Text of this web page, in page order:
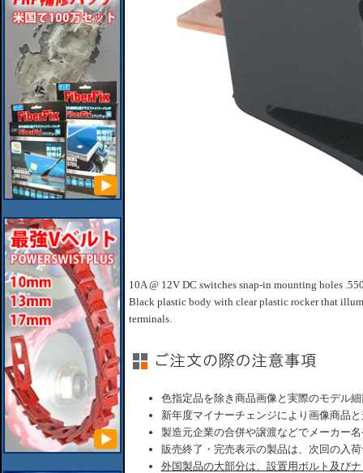
10A @ 12V DC switches snap-in mounting holes
Black plastic body with clear plastic rocker that
terminals.
色指定品を除き商品画像と実際のモデル
新年度マイナーチェンジにより画像商品
製造元企業の合併や譲渡などでメーカー
販売終了・完売表示の製品は、次回の入
外国製品の大部分は、設置用ボルト及び